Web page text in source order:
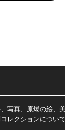
写真、原爆の絵、
レクションについて